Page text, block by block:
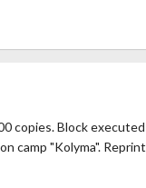
copies. Block
camp "Kolyma".